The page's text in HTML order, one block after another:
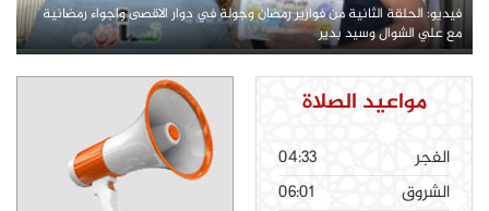
فيديو: الحلقة الثانية من فوازير رمضان وجولة في دوار الاقصى واجواء رمضانية
مع علي الشوال وسيد بدير
مواعيد الصلاة
الفجر
04:33
الشروق
06:01